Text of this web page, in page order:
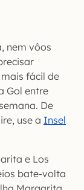
nem vôos
fácil de
Gol entre
De
use a Insel
e Los
bate-volta